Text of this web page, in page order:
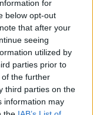
for
below opt-out
that after your
seeing
utilized by
parties prior to
the further
third parties on the
information may
μην ασφαλίζεται!
να δώσει κάθε
η ισχυρή